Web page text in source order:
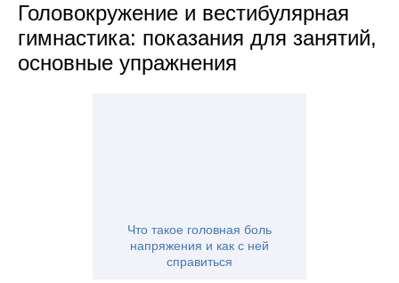
Головокружение и вестибулярная
гимнастика: показания для занятий,
основные упражнения
Что такое головная боль
напряжения и как с ней
справиться